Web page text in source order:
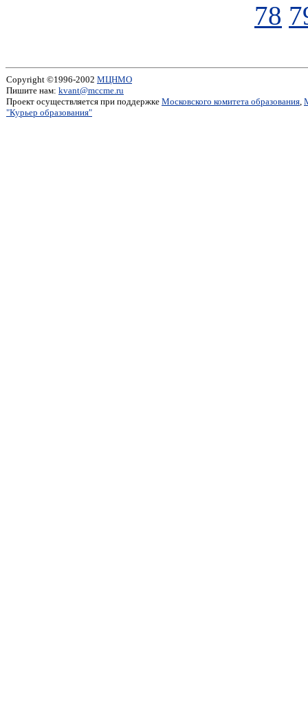
78
Copyright ©1996-2002 МЦНМО
Пишите нам: kvant@mccme.ru
Проект осуществляется при поддержке Московского комитета образования,
"Курьер образования"